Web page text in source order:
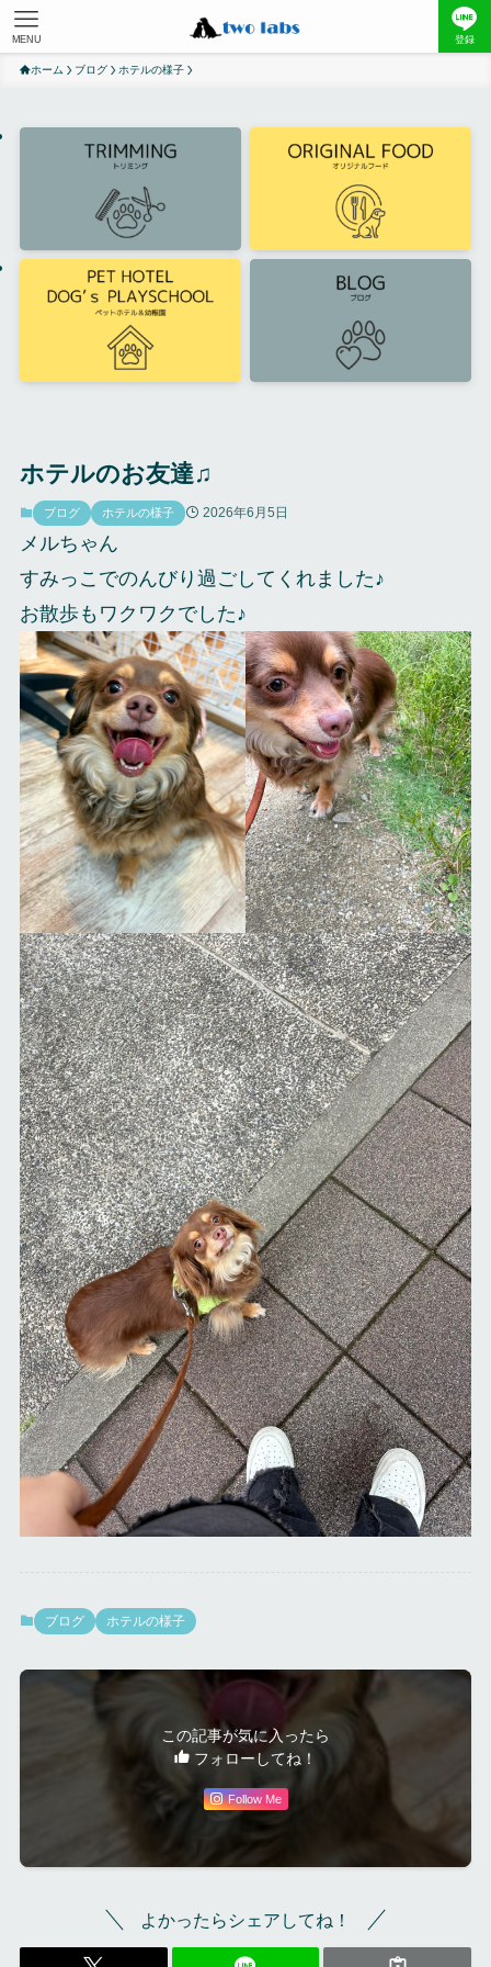
登録
MENU
ホーム ブログ ホテルの様子
ホテルのお友達♫
ブログ ホテルの様子 2026年6月5日
メルちゃん
すみっこでのんびり過ごしてくれました♪
お散歩もワクワクでした♪
ブログ ホテルの様子
この記事が気に入ったら
フォローしてね！
Follow Me
よかったらシェアしてね！